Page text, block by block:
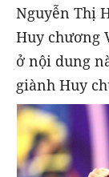
Nguyễn Thị
Huy chương
ở nội dung
giành Huy